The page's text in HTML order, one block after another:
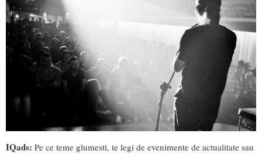
IQads: Pe ce teme glumesti, te legi de evenimente de actualitate sau